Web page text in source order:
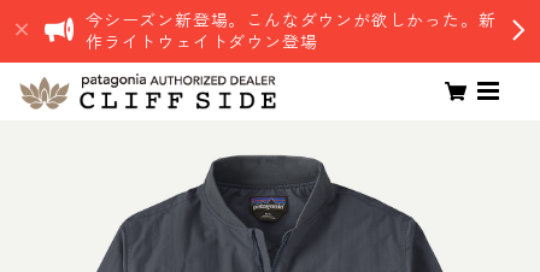
今シーズン新登場。こんなダウンが欲しかった。新
作ライトウェイトダウン登場